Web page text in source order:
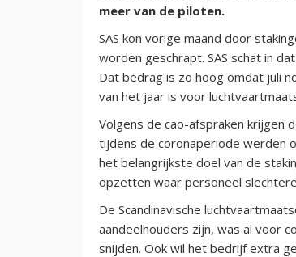
meer van de piloten.
SAS kon vorige maand door
worden geschrapt. SAS schat in
Dat bedrag is zo hoog omdat juli
van het jaar is voor
Volgens de cao-afspraken krijgen
tijdens de coronaperiode werden
het belangrijkste doel van de
opzetten waar personeel
De Scandinavische
aandeelhouders zijn, was al voor
snijden. Ook wil het bedrijf extra